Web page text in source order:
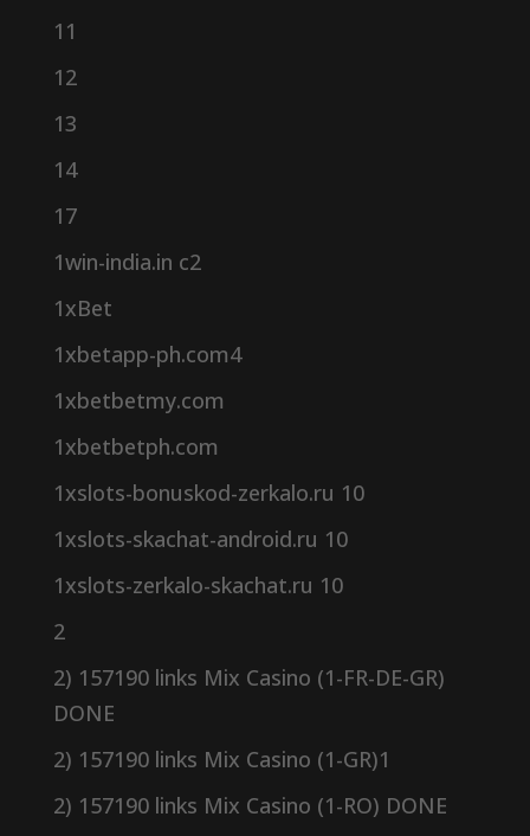
11
12
13
14
17
1win-india.in c2
1xBet
1xbetapp-ph.com4
1xbetbetmy.com
1xbetbetph.com
1xslots-bonuskod-zerkalo.ru 10
1xslots-skachat-android.ru 10
1xslots-zerkalo-skachat.ru 10
2
2) 157190 links Mix Casino (1-FR-DE-GR)
DONE
2) 157190 links Mix Casino (1-GR)1
2) 157190 links Mix Casino (1-RO) DONE